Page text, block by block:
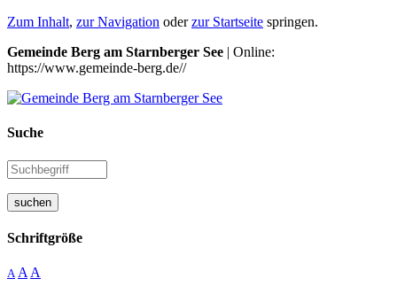
Zum Inhalt, zur Navigation oderzur Startseite springen.
Gemeinde Berg am Starnberger See | Online:
https://www.gemeinde-berg.de//
Suche
suchen
Schriftgröße
A A A